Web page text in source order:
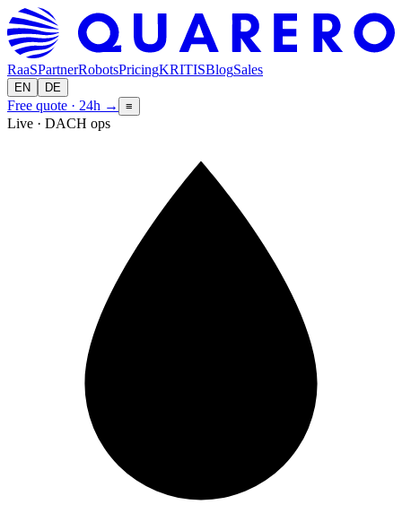
RaaSPartnerRobotsPricingKRITISBlogSales
EN DE
Free quote · 24h → ≡
Live · DACH ops